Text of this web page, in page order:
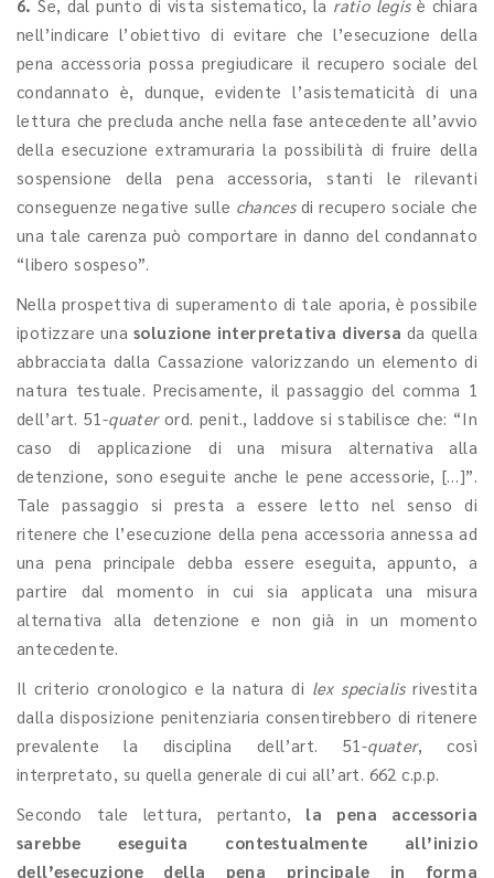
6. Se, dal punto di vista sistematico, la ratio legisè chiara
nell’indicare l’obiettivo di evitare che l’esecuzione della
pena accessoria possa pregiudicare il recupero sociale del
condannato è, dunque, evidente l’asistematicità di una
lettura che precluda anche nella fase antecedente all’avvio
della esecuzione extramuraria la possibilità di fruire della
sospensione della pena accessoria, stanti le rilevanti
conseguenze negative sulle chancesdi recupero sociale che
una tale carenza può comportare in danno del condannato
“libero sospeso”.
Nella prospettiva di superamento di tale aporia, è possibile
ipotizzare unasoluzione interpretativa diversa da quella
abbracciata dalla Cassazione valorizzando un elemento di
natura testuale. Precisamente, il passaggio del comma 1
dell’art. 51-quater ord. penit., laddove si stabilisce che: “In
caso di applicazione di una misura alternativa alla
detenzione, sono eseguite anche le pene accessorie, […]”.
Tale passaggio si presta a essere letto nel senso di
ritenere che l’esecuzione della pena accessoria annessa ad
una pena principale debba essere eseguita, appunto, a
partire dal momento in cui sia applicata una misura
alternativa alla detenzione e non già in un momento
antecedente.
Il criterio cronologico e la natura di lex specialisrivestita
dalla disposizione penitenziaria consentirebbero di ritenere
prevalente la disciplina dell’art. 51-quater, così
interpretato, su quella generale di cui all’art. 662 c.p.p.
Secondo tale lettura, pertanto, la pena accessoria
sarebbe eseguita contestualmente all’inizio
dell’esecuzione della pena principale in forma